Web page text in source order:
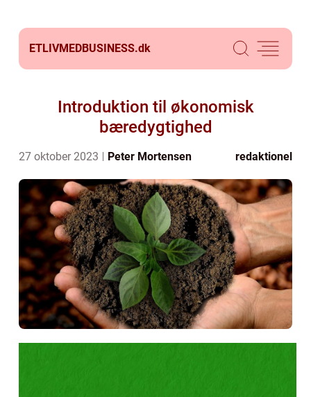
ETLIVMEDBUSINESS.dk
Introduktion til økonomisk
bæredygtighed
27 oktober 2023 Peter Mortensen redaktionel